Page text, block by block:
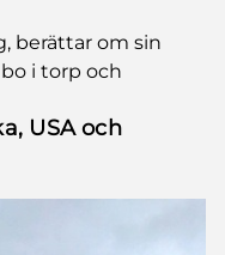
berättar om sin
i torp och
USA och